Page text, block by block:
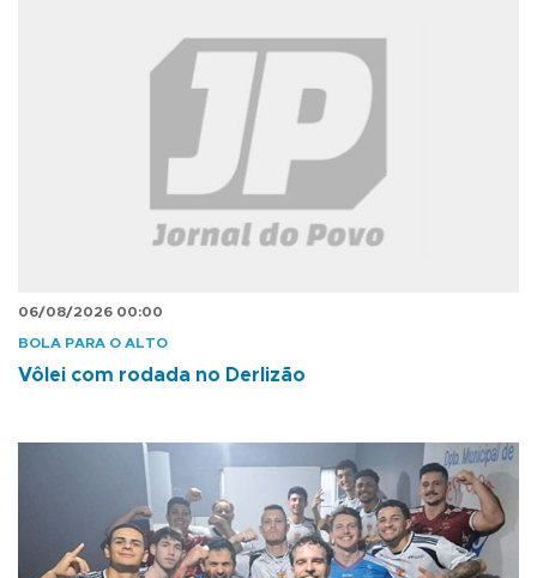
06/08/2026 00:00
BOLA PARA O ALTO
Vôlei com rodada no Derlizão